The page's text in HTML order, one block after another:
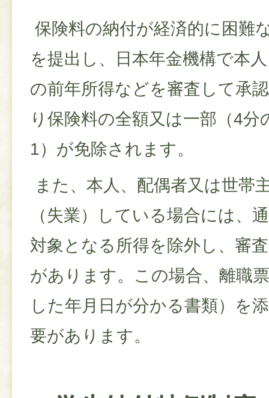
保険料の納付が経済的に困難
を提出し、日本年金機構で本
の前年所得などを審査して承
り保険料の全額又は一部（4分
1）が免除されます。
また、本人、配偶者又は世帯
（失業）している場合には、
対象となる所得を除外し、審
があります。この場合、離職
した年月日が分かる書類）を
要があります。